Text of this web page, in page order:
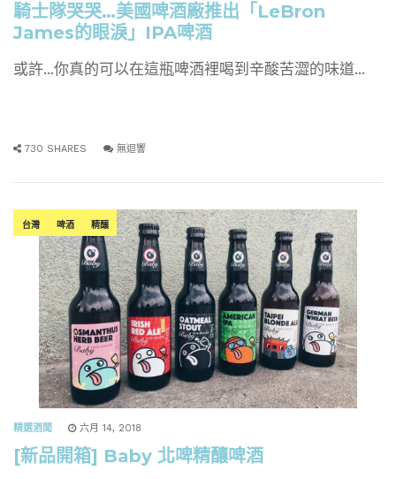
騎士隊哭哭…美國啤酒廠推出「LeBron
James的眼淚」IPA啤酒
或許...你真的可以在這瓶啤酒裡喝到辛酸苦澀的味道...
730 SHARES 無迴響
台灣 啤酒 精釀
精選酒聞 六月 14, 2018
[新品開箱] Baby 北啤精釀啤酒